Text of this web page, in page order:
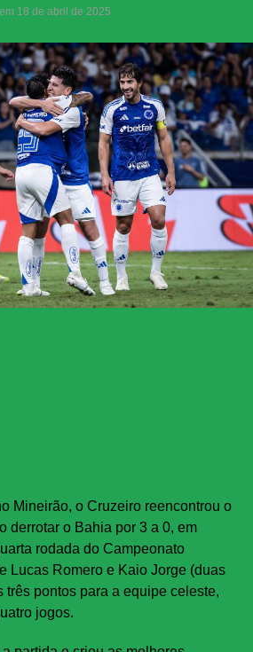
em 18 de abril de 2025
Mineirão, o Cruzeiro reencontrou o
derrotar o Bahia por 3 a 0, em
rodada do Campeonato
Lucas Romero e Kaio Jorge (duas
três pontos para a equipe celeste,
jogos.